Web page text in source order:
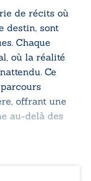
de récits où
destin, sont
Chaque
où la réalité
Ce
offrant une
au-delà des